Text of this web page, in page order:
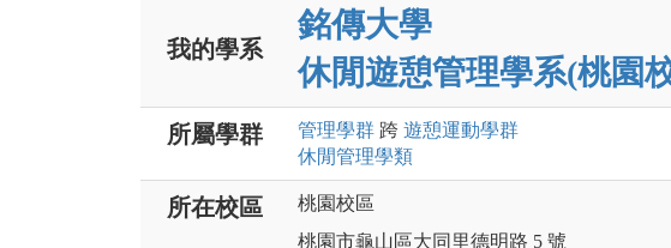
我的學系
銘傳大學
休閒遊憩管理學系(桃園
所屬學群 管理學群 跨 遊憩運動學群
休閒管理學類
所在校區
桃園校區
桃園市龜山區大同里德明路 5 號